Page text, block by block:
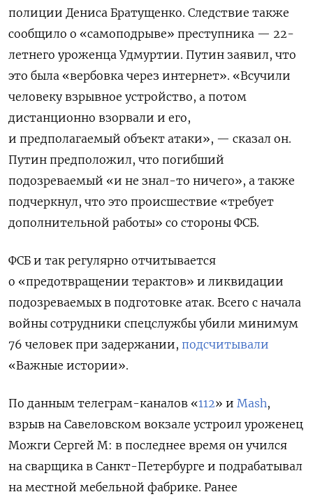
полиции Дениса Братущенко. Следствие также
сообщило о «самоподрыве» преступника — 22-
летнего уроженца Удмуртии. Путин заявил, что
это была «вербовка через интернет». «Всучили
человеку взрывное устройство, а потом
дистанционно взорвали и его,
и предполагаемый объект атаки», — сказал он.
Путин предположил, что погибший
подозреваемый «и не знал-то ничего», а также
подчеркнул, что это происшествие «требует
дополнительной работы» со стороны ФСБ.
ФСБ и так регулярно отчитывается
о «предотвращении терактов» и ликвидации
подозреваемых в подготовке атак. Всего с начала
войны сотрудники спецслужбы убили минимум
76 человек при задержании, подсчитывали
«Важные истории».
По данным телеграм-каналов «112» и Mash,
взрыв на Савеловском вокзале устроил уроженец
Можги Сергей М: в последнее время он учился
на сварщика в Санкт-Петербурге и подрабатывал
на местной мебельной фабрике. Ранее